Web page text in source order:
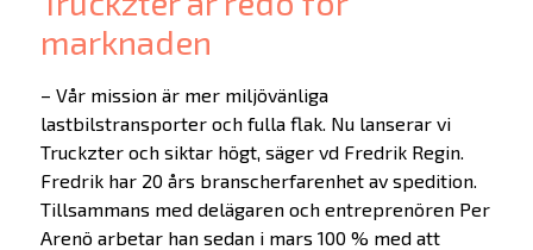
marknaden
– Vår mission är mer miljövänliga
lastbilstransporter och fulla flak. Nu lanserar vi
Truckzter och siktar högt, säger vd Fredrik Regin.
Fredrik har 20 års branscherfarenhet av spedition.
Tillsammans med delägaren och entreprenören Per
Arenö arbetar han sedan i mars 100 % med att